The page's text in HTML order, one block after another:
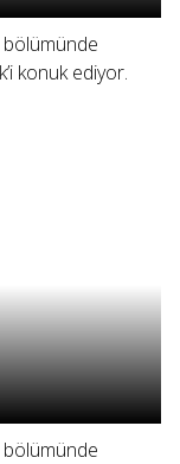
bölümünde
konuk ediyor.
bölümünde